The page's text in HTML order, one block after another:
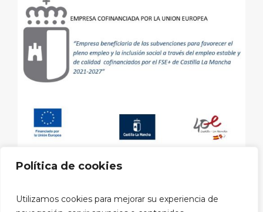
Política de cookies
Utilizamos cookies para mejorar su experiencia de
Política privacidad RRSS